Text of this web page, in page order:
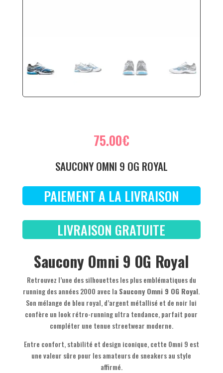
75.00€
SAUCONY OMNI 9 OG ROYAL
PAIEMENT A LA LIVRAISON
LIVRAISON GRATUITE
Saucony Omni 9 OG Royal
Retrouvez l’une des silhouettes les plus emblématiques du
running des années 2000 avec la Saucony Omni 9 OG Royal.
Son mélange de bleu royal, d’argent métallisé et de noir lui
confère un look rétro-running ultra tendance, parfait pour
compléter une tenue streetwear moderne.
Entre confort, stabilité et design iconique, cette Omni 9 est
une valeur sûre pour les amateurs de sneakers au style
affirmé.